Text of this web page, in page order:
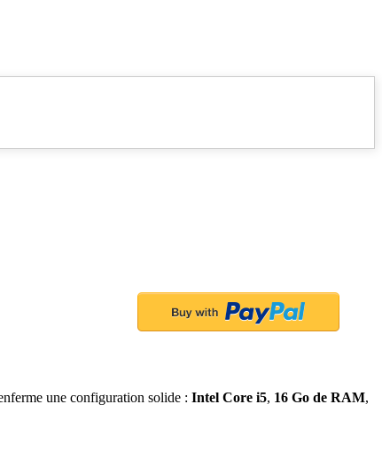
une configuration solide : Intel Core i5, 16 Go de RAM,